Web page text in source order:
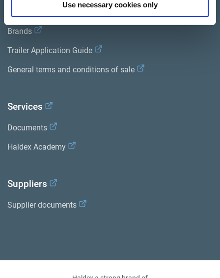
Use necessary cookies only
Product catalogue
Brands
Trailer Application Guide
General terms and conditions of sale
Services
Documents
Haldex Academy
Suppliers
Supplier documents